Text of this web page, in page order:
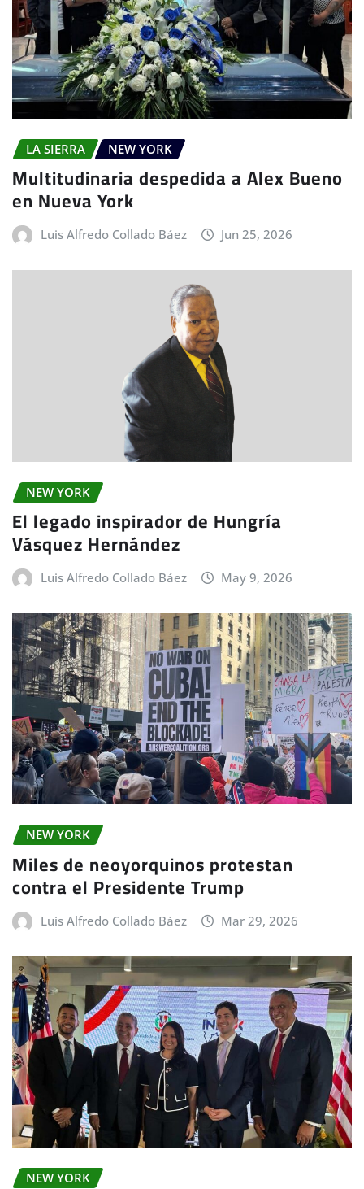
LA SIERRA NEW YORK
Multitudinaria despedida a Alex Bueno
en Nueva York
Luis Alfredo Collado Báez Jun 25, 2026
NEW YORK
El legado inspirador de Hungría
Vásquez Hernández
Luis Alfredo Collado Báez May 9, 2026
NEW YORK
Miles de neoyorquinos protestan
contra el Presidente Trump
Luis Alfredo Collado Báez Mar 29, 2026
NEW YORK